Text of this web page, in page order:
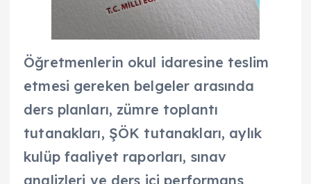
Öğretmenlerin okul idaresine teslim
etmesi gereken belgeler arasında
ders planları, zümre toplantı
tutanakları, ŞÖK tutanakları, aylık
kulüp faaliyet raporları, sınav
analizleri ve ders içi performans